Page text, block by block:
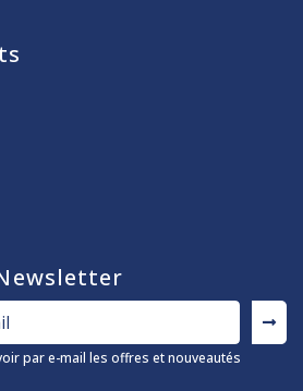
par e-mail les offres et nouveautés